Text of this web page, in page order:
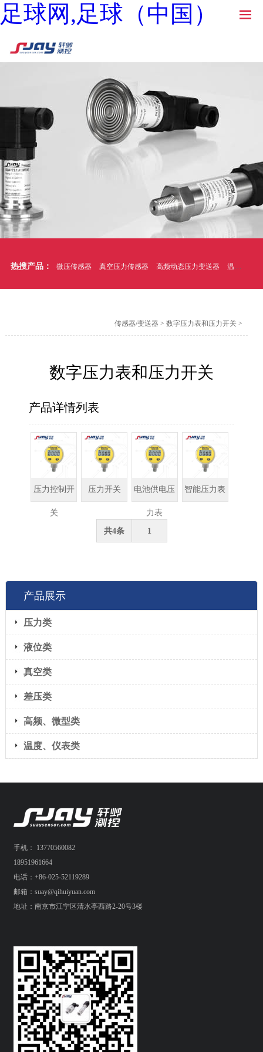
足球网,足球（中国）
热搜产品： 微压传感器 真空压力传感器 高频动态压力变送器 温压一体式压力传感器
传感器/变送器 >数字压力表和压力开关 >
数字压力表和压力开关
产品详情列表
压力控制开
关
压力开关 电池供电压
力表
智能压力表
共4条 1
产品展示
压力类
液位类
真空类
差压类
高频、微型类
温度、仪表类
手机： 13770560082
18951961664
电话：+86-025-52119289
邮箱：suay@qihuiyuan.com
地址：南京市江宁区清水亭西路2-20号3楼